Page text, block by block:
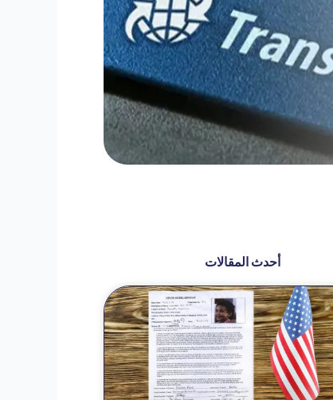
أحدث المقالات